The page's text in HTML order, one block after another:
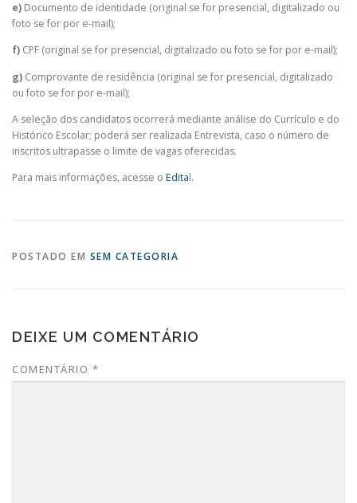
e) Documento de identidade (original se for presencial, digitalizado ou
foto se for por e-mail);
f) CPF (original se for presencial, digitalizado ou foto se for por e-mail);
g) Comprovante de residência (original se for presencial, digitalizado
ou foto se for por e-mail);
A seleção dos candidatos ocorrerá mediante análise do Currículo e do
Histórico Escolar; poderá ser realizada Entrevista, caso o número de
inscritos ultrapasse o limite de vagas oferecidas.
Para mais informações, acesse o Edital.
POSTADO EM SEM CATEGORIA
DEIXE UM COMENTÁRIO
COMENTÁRIO *